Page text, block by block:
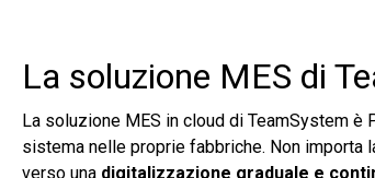
La soluzione MES di
La soluzione MES in cloud di TeamSystem
sistema nelle proprie fabbriche. Non importa
verso una digitalizzazione graduale e